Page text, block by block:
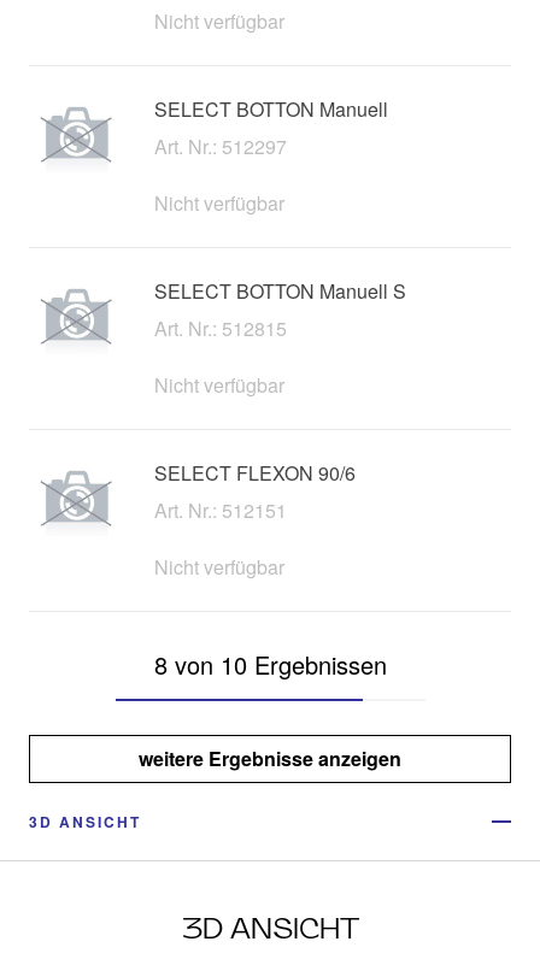
Nicht verfügbar
SELECT BOTTON Manuell
Art. Nr.: 512297
Nicht verfügbar
SELECT BOTTON Manuell S
Art. Nr.: 512815
Nicht verfügbar
SELECT FLEXON 90/6
Art. Nr.: 512151
Nicht verfügbar
8 von 10 Ergebnissen
weitere Ergebnisse anzeigen
3D ANSICHT
3D ANSICHT